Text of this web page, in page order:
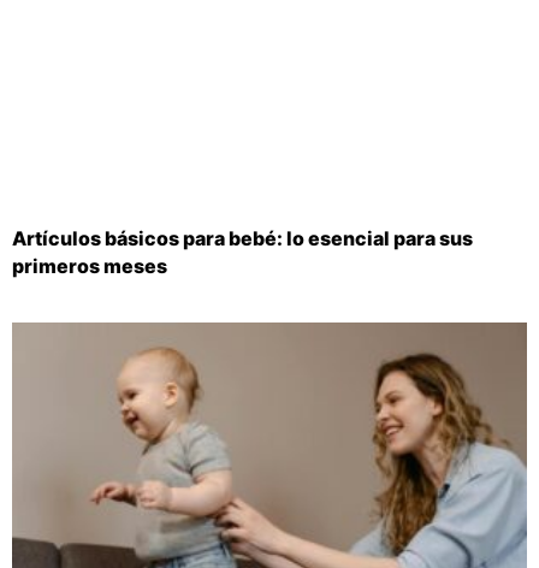
Artículos básicos para bebé: lo esencial para sus
primeros meses